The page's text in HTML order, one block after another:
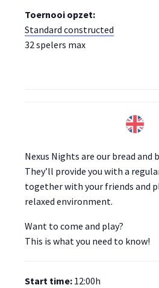
Toernooi opzet:
Standard constructed
32 spelers max
Nexus Nights are our bread and
They’ll provide you with a
together with your friends and
relaxed environment.
Want to come and play?
This is what you need to know!
Start time: 12:00h